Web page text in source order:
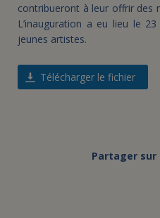
contribueront à leur offrir des
L’inauguration a eu lieu le
jeunes artistes.
Télécharger le fichier
Partager sur